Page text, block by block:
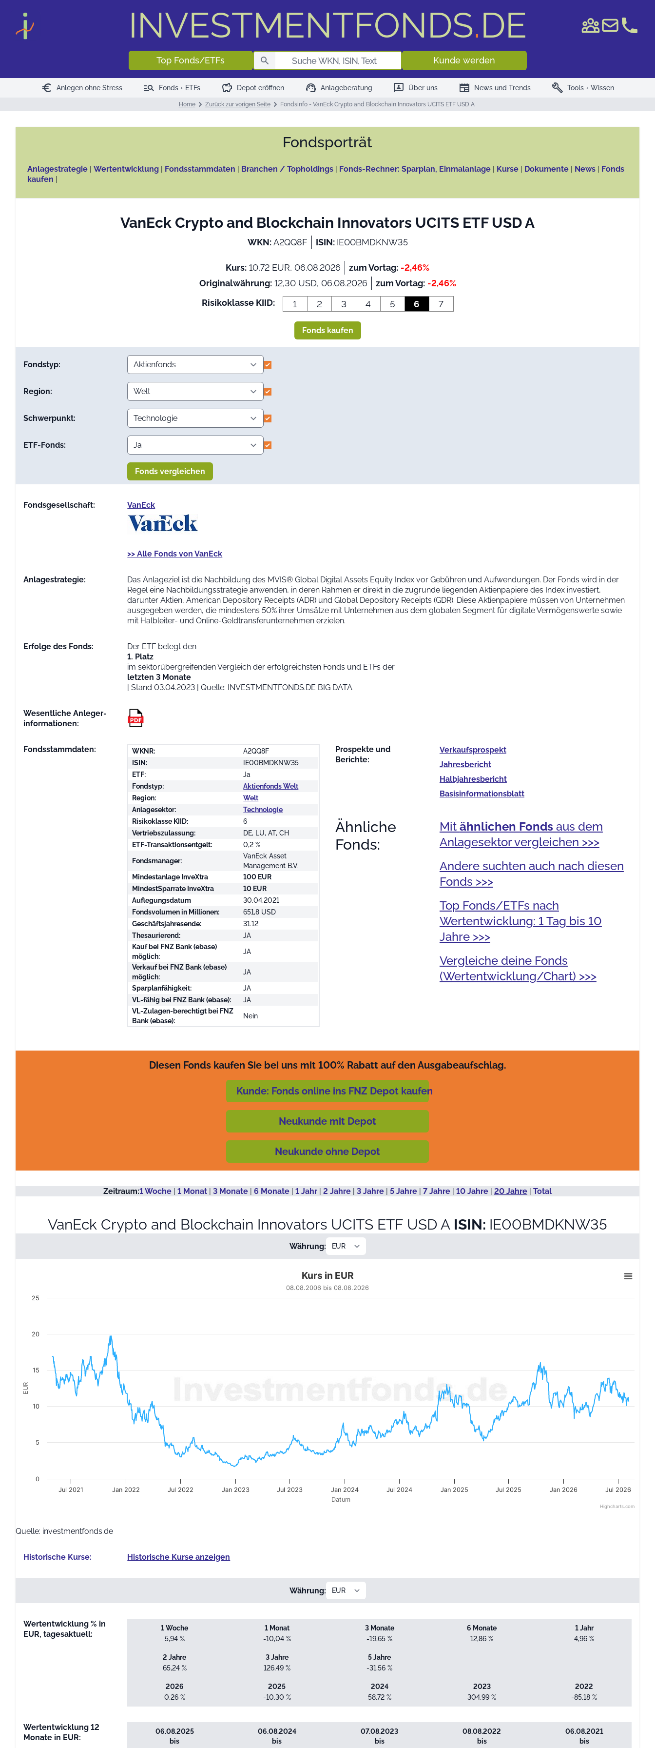
INVESTMENTFONDS.DE
Top Fonds/ETFs Fondssuche WKN/ISIN
Kunde werden
euro Anlegen ohne Stress manage_search Fonds + ETFs savings Depot eröffnen support_agent Anlageberatung 3p Über uns newspaper News und Trends build Tools + Wissen
Home Zurück zur vorigen Seite Fondsinfo - VanEck Crypto and Blockchain Innovators UCITS ETF USD A
Fonds­porträt
Anlagestrategie | Wertentwicklung | Fondsstammdaten | Branchen / Topholdings | Fonds-Rechner: Sparplan, Einmalanlage | Kurse | Dokumente | News | Fonds
kaufen |
VanEck Crypto and Blockchain Innovators UCITS ETF USD A
WKN:A2QQ8F ISIN: IE00BMDKNW35
Kurs: 10,72 EUR, 06.08.2026 zum Vortag: -2,46%
Originalwährung:12,30 USD, 06.08.2026 zum Vortag: -2,46%
Risikoklasse KIID:
1 2 3 4 5 6 7
Fonds kaufen
Fondstyp:
Region:
Schwerpunkt:
ETF-Fonds:
Fonds vergleichen
Fondsgesellschaft: VanEck
>> Alle Fonds von VanEck
Anlage­strategie:
Das Anlageziel ist die Nachbildung des MVIS® Global Digital Assets Equity Index vor Gebühren und Aufwendungen. Der Fonds wird in der
Regel eine Nachbildungsstrategie anwenden, in deren Rahmen er direkt in die zugrunde liegenden Aktienpapiere des Index investiert,
darunter Aktien, American Depository Receipts (ADR) und Global Depository Receipts (GDR). Diese Aktienpapiere müssen von Unternehmen
ausgegeben werden, die mindestens 50% ihrer Umsätze mit Unternehmen aus dem globalen Segment für digitale Vermögenswerte sowie
mit Halbleiter- und Online-Geldtransferunternehmen erzielen.
Erfolge des Fonds:
Der ETF belegt den
1. Platz
im sektorübergreifenden Vergleich der erfolgreichsten Fonds und ETFs der
letzten 3 Monate
| Stand 03.04.2023 | Quelle: INVESTMENTFONDS.DE BIG DATA
Wesentliche Anleger­
informationen:
Fondsstammdaten: WKNR:
A2QQ8F
ISIN:
IE00BMDKNW35
ETF:
Ja
Fondstyp:
Aktienfonds Welt
Region:
Welt
Anlagesektor:
Technologie
Risikoklasse KIID:
6
Vertriebszulassung:
DE, LU, AT, CH
ETF-Transaktionsentgelt:
0,2 %
Fondsmanager:
VanEck Asset
Management B.V.
Mindestanlage InveXtra
100 EUR
MindestSparrate InveXtra
10 EUR
Auflegungsdatum
30.04.2021
Fondsvolumen in Millionen:
651,8 USD
Geschäftsjahresende:
31.12
Thesaurierend:
JA
Kauf bei FNZ Bank (ebase)
möglich:
JA
Verkauf bei FNZ Bank (ebase)
möglich:
JA
Sparplanfähigkeit:
JA
VL-fähig bei FNZ Bank (ebase):
JA
VL-Zulagen-berechtigt bei FNZ
Bank (ebase):
Nein
Prospekte und
Berichte:
Verkaufs­prospekt
Jahres­bericht
Halb­jahres­bericht
Basis­informationsblatt
Ähnliche
Fonds:
Mit ähnlichen Fonds aus dem
Anlagesektor vergleichen >>>
Andere suchten auch nach diesen
Fonds >>>
Top Fonds/ETFs nach
Wertentwicklung: 1 Tag bis 10
Jahre >>>
Vergleiche deine Fonds
(Wertentwicklung/Chart) >>>
Diesen Fonds kaufen Sie bei uns mit 100% Rabatt auf den Ausgabeaufschlag.
Kunde: Fonds online ins FNZ Depot kaufen
Neukunde mit Depot
Neukunde ohne Depot
Zeitraum:1 Woche | 1 Monat | 3 Monate | 6 Monate | 1 Jahr | 2 Jahre | 3 Jahre | 5 Jahre | 7 Jahre | 10 Jahre | 20 Jahre | Total
VanEck Crypto and Blockchain Innovators UCITS ETF USD A ISIN: IE00BMDKNW35
Währung:
08.08.2006 bis 08.08.2026
Datum
EUR
Kurs in EUR
08.08.2006 bis 08.08.2026
Jan 2022 Jan 2023 Jan 2024 Jan 2025 Jan 2026
Jul 2021 Jul 2022 Jul 2023 Jul 2024 Jul 2025 Jul 2026
0
10
20
5
15
25
Highcharts.com
Quelle: investmentfonds.de
Historische Kurse: Historische Kurse anzeigen
Währung:
Wertentwicklung % in
EUR, tagesaktuell:
1 Woche
5,94 %
1 Monat
-10,04 %
3 Monate
-19,65 %
6 Monate
12,86 %
1 Jahr
4,96 %
2 Jahre
65,24 %
3 Jahre
126,49 %
5 Jahre
-31,56 %
2026
0,26 %
2025
-10,30 %
2024
58,72 %
2023
304,99 %
2022
-85,18 %
Wertentwicklung 12
Monate in EUR:
06.08.2025
bis
06.08.2024
bis
07.08.2023
bis
08.08.2022
bis
06.08.2021
bis